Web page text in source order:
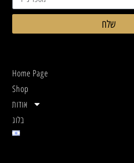
Home Page
Shop
אודות
בלוג
שלח